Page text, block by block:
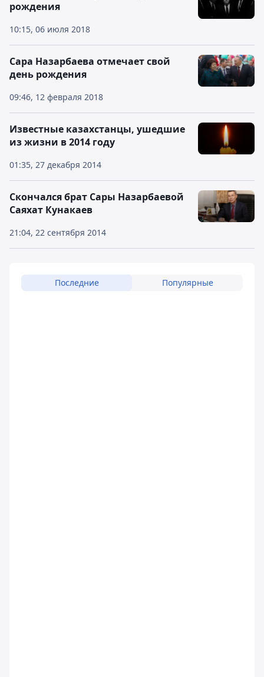
10:15, 06 июля 2018
рождения
09:46, 12 февраля 2018
Сара Назарбаева отмечает свой
день рождения
01:35, 27 декабря 2014
Известные казахстанцы, ушедшие
из жизни в 2014 году
21:04, 22 сентября 2014
Скончался брат Сары Назарбаевой
Саяхат Кунакаев
Последние Популярные